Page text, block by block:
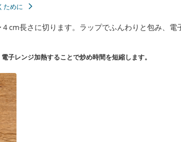
ために
cm長さに切ります。ラップでふんわりと包み、電
子レンジ加熱することで炒め時間を短縮します。